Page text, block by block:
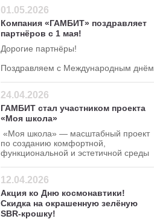
01.05.2026
Компания «ГАМБИТ» поздравляет
партнёров с 1 мая!
Дорогие партнёры!
Поздравляем с Международным днём
24.04.2026
ГАМБИТ стал участником проекта
«Моя школа»
«Моя школа» — масштабный проект
по созданию комфортной,
функциональной и эстетичной среды
12.04.2026
Акция ко Дню космонавтики!
Скидка на окрашенную зелёную
SBR-крошку!